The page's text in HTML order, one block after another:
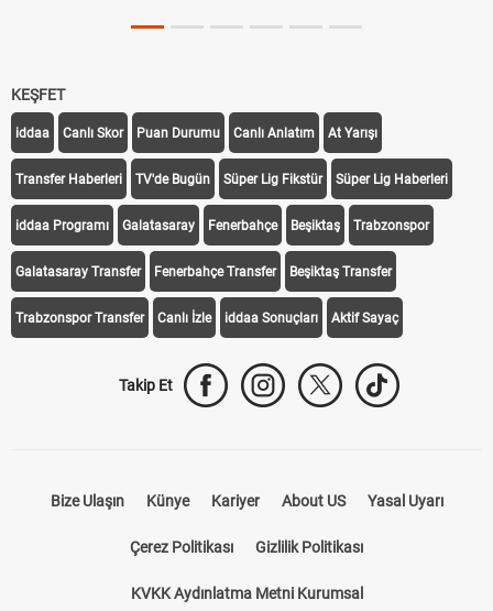
KEŞFET
iddaa Canlı Skor Puan Durumu Canlı Anlatım At Yarışı
Transfer Haberleri TV'de Bugün Süper Lig Fikstür Süper Lig Haberleri
iddaa Programı Galatasaray Fenerbahçe Beşiktaş Trabzonspor
Galatasaray Transfer Fenerbahçe Transfer Beşiktaş Transfer
Trabzonspor Transfer Canlı İzle iddaa Sonuçları Aktif Sayaç
Takip Et
Bize Ulaşın Künye Kariyer About US Yasal Uyarı
Çerez Politikası Gizlilik Politikası
KVKK Aydınlatma Metni Kurumsal